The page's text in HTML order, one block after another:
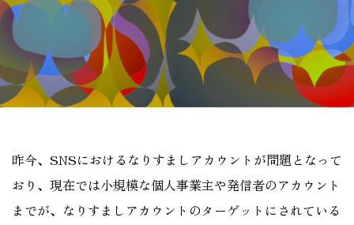
昨今、SNSにおけるなりすましアカウントが問題となって
おり、現在では小規模な個人事業主や発信者のアカウント
までが、なりすましアカウントのターゲットにされている